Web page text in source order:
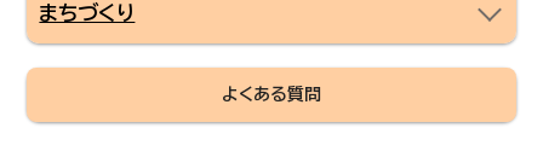
まちづくり
よくある質問